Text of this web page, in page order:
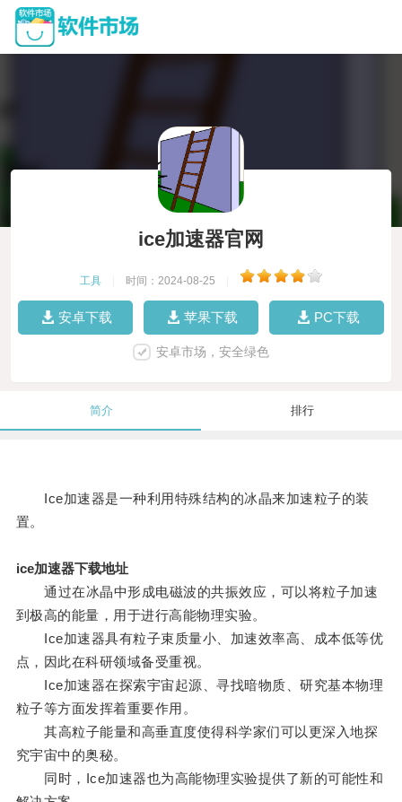
ice加速器官网
工具 时间：2024-08-25
安卓下载 苹果下载 PC下载
安卓市场，安全绿色
简介 排行
Ice加速器是一种利用特殊结构的冰晶来加速粒子的装
置。
ice加速器下载地址
通过在冰晶中形成电磁波的共振效应，可以将粒子加速
到极高的能量，用于进行高能物理实验。
Ice加速器具有粒子束质量小、加速效率高、成本低等优
点，因此在科研领域备受重视。
Ice加速器在探索宇宙起源、寻找暗物质、研究基本物理
粒子等方面发挥着重要作用。
其高粒子能量和高垂直度使得科学家们可以更深入地探
究宇宙中的奥秘。
同时，Ice加速器也为高能物理实验提供了新的可能性和